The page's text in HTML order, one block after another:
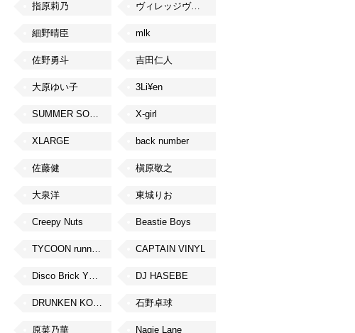
指原莉乃 ヴィレッジヴァンガード
細野晴臣 mlk
佐野勇斗 吉田仁人
大原ゆい子 3Li¥en
SUMMER SONIC X-girl
XLARGE back number
佐藤健 槇原敬之
大泉洋 東城りお
Creepy Nuts Beastie Boys
TYCOON running CAPTAIN VINYL
Disco Brick YOKOHAMA DJ HASEBE
DRUNKEN KONG 石野卓球
原菜乃華 Nagie Lane